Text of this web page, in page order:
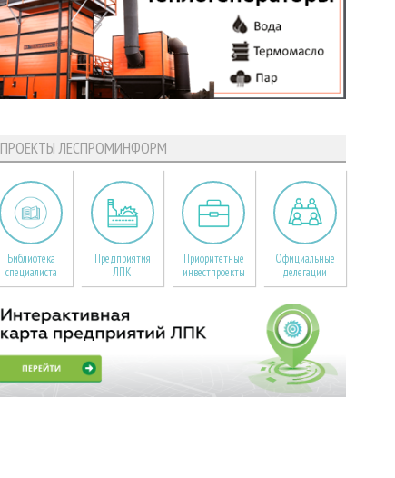
ПРОЕКТЫ ЛЕСПРОМИНФОРМ
Библиотека
специалиста
Предприятия
ЛПК
Приоритетные
инвестпроекты
Официальные
делегации